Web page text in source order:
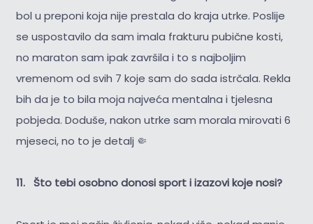
bol u preponi koja nije prestala do kraja utrke. Poslije
se uspostavilo da sam imala frakturu pubične kosti,
no maraton sam ipak završila i to s najboljim
vremenom od svih 7 koje sam do sada istrčala. Rekla
bih da je to bila moja najveća mentalna i tjelesna
pobjeda. Doduše, nakon utrke sam morala mirovati 6
mjeseci, no to je detalj 🤏
11. Što tebi osobno donosi sport i izazovi koje nosi?